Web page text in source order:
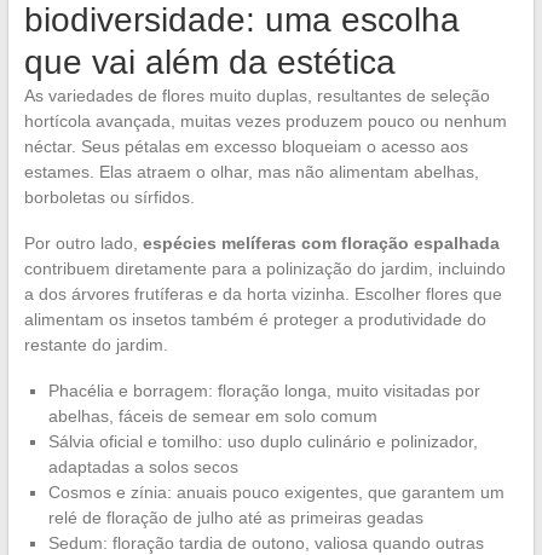
biodiversidade: uma escolha
que vai além da estética
As variedades de flores muito duplas, resultantes de seleção
hortícola avançada, muitas vezes produzem pouco ou nenhum
néctar. Seus pétalas em excesso bloqueiam o acesso aos
estames. Elas atraem o olhar, mas não alimentam abelhas,
borboletas ou sírfidos.
Por outro lado, espécies melíferas com floração espalhada
contribuem diretamente para a polinização do jardim, incluindo
a dos árvores frutíferas e da horta vizinha. Escolher flores que
alimentam os insetos também é proteger a produtividade do
restante do jardim.
Phacélia e borragem: floração longa, muito visitadas por
abelhas, fáceis de semear em solo comum
Sálvia oficial e tomilho: uso duplo culinário e polinizador,
adaptadas a solos secos
Cosmos e zínia: anuais pouco exigentes, que garantem um
relé de floração de julho até as primeiras geadas
Sedum: floração tardia de outono, valiosa quando outras